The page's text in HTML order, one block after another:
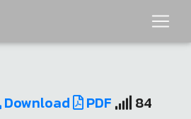
Download PDF 84